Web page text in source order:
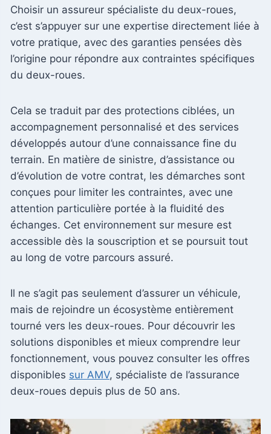
Choisir un assureur spécialiste du deux-roues,
c’est s’appuyer sur une expertise directement liée à
votre pratique, avec des garanties pensées dès
l’origine pour répondre aux contraintes spécifiques
du deux-roues.
Cela se traduit par des protections ciblées, un
accompagnement personnalisé et des services
développés autour d’une connaissance fine du
terrain. En matière de sinistre, d’assistance ou
d’évolution de votre contrat, les démarches sont
conçues pour limiter les contraintes, avec une
attention particulière portée à la fluidité des
échanges. Cet environnement sur mesure est
accessible dès la souscription et se poursuit tout
au long de votre parcours assuré.
Il ne s’agit pas seulement d’assurer un véhicule,
mais de rejoindre un écosystème entièrement
tourné vers les deux-roues. Pour découvrir les
solutions disponibles et mieux comprendre leur
fonctionnement, vous pouvez consulter les offres
disponibles sur AMV, spécialiste de l’assurance
deux-roues depuis plus de 50 ans.